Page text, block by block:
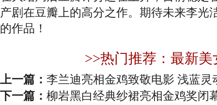
产剧在豆瓣上的高分之作。期待未来李光
的作品！
>>热门推荐：最新美
上一篇： 李兰迪亮相金鸡致敬电影 浅蓝灵
下一篇： 柳岩黑白经典纱裙亮相金鸡奖闭